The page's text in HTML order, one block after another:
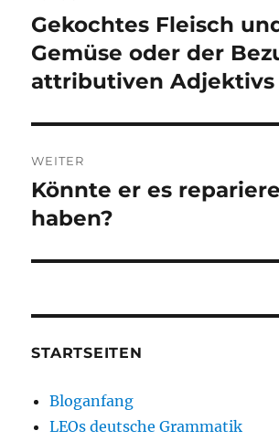
Vorheriger
Beitrag:
Gekochtes Fleisch
Gemüse oder der
attributiven Adjektivs
WEITER
Nächster
Beitrag:
Könnte er es
haben?
STARTSEITEN
Bloganfang
LEOs deutsche Grammatik